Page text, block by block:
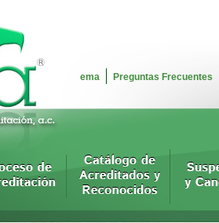
ema Preguntas Frecuentes